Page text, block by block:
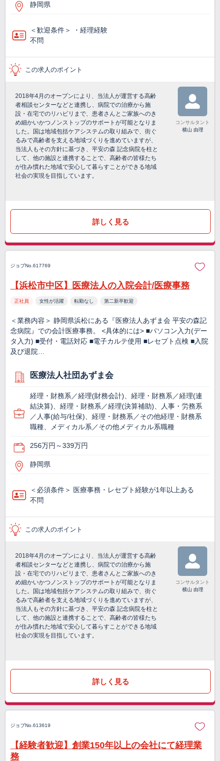
静岡県
＜歓迎条件＞ ・経理経験
不問
この求人のポイント
2018年4月のオープンにより、当法人が運営する高齢
者相談センターなどと連携し、病院での治療から施
設・在宅でのリハビリまで、患者さんとご家族へのき
め細かいかつノンストップのサポートが可能となりま
した。国は地域包括ケアシステムの取り組みで、街ぐ
るみで高齢者を支える地域づくりを進めていますが、
当法人もその方針に基づき、平安の森 記念病院を柱と
して、他の施設と連携することで、高齢者の皆様たち
が住み慣れた地域で安心して暮らすことができる地域
社会の実現を目指しています。
コンサルタント
横山 由理
詳しく見る
ジョブNo.617769
【浜松市中区】医療法人の入院会計/医療事務
正社員 女性が活躍 転勤なし 第二新卒歓迎
＜業務内容＞ 静岡県浜松にある『医療法人あずま会 平安の森記
念病院』での会計医療事務。 <具体的には> ■パソコン入力(デー
タ入力) ■受付・電話対応 ■電子カルテ使用 ■レセプト点検 ■入院
及び退院…
医療法人社団あずま会
経理・財務系／経理(財務会計)、経理・財務系／経理(連
結決算)、経理・財務系／経理(決算補助)、人事・労務系
／人事(給与/社保)、経理・財務系／その他経理・財務系
職種、メディカル系／その他メディカル系職種
256万円～339万円
静岡県
＜必須条件＞ 医療事務・レセプト経験が1年以上ある
不問
この求人のポイント
2018年4月のオープンにより、当法人が運営する高齢
者相談センターなどと連携し、病院での治療から施
設・在宅でのリハビリまで、患者さんとご家族へのき
め細かいかつノンストップのサポートが可能となりま
した。国は地域包括ケアシステムの取り組みで、街ぐ
るみで高齢者を支える地域づくりを進めていますが、
当法人もその方針に基づき、平安の森 記念病院を柱と
して、他の施設と連携することで、高齢者の皆様たち
が住み慣れた地域で安心して暮らすことができる地域
社会の実現を目指しています。
コンサルタント
横山 由理
詳しく見る
ジョブNo.613619
【経験者歓迎】創業150年以上の会社にて経理業
務